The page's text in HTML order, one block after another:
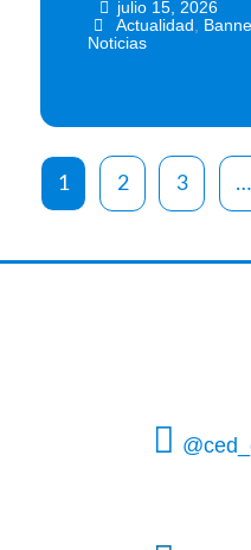
julio 15, 2026
Actualidad
Noticias
1 2 3 …